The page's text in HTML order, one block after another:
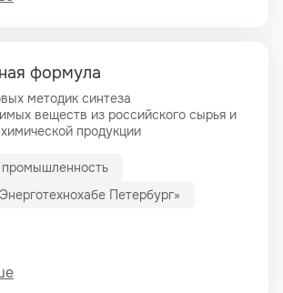
формула
методик синтеза
веществ из российского сырья и
продукции
Петербург»